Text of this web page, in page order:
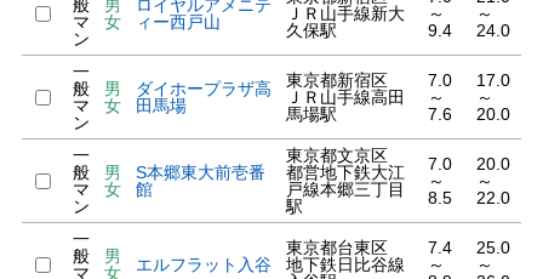
般
マ
ン
男
女
ロイヤルアメニテ
ィー西戸山
ＪＲ山手線新大
久保駅
～
9.4
～
24.0
一
般
マ
ン
男
女
ダイホープラザ高
田馬場
東京都新宿区
ＪＲ山手線高田
馬場駅
7.0
～
7.6
17.0
～
20.0
一
般
マ
ン
男
女
S本郷東大前壱番
館
東京都文京区
都営地下鉄大江
戸線本郷三丁目
駅
7.0
～
8.5
20.0
～
22.0
一
般
マ
男
女
エルフラット入谷
東京都台東区
地下鉄日比谷線
7.4
～
25.0
～